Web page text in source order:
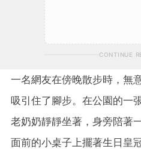
CONTINUE
一名網友在傍晚散步時，無
吸引住了腳步。在公園的一
老奶奶靜靜坐著，身旁陪著
面前的小桌子上擺著生日皇